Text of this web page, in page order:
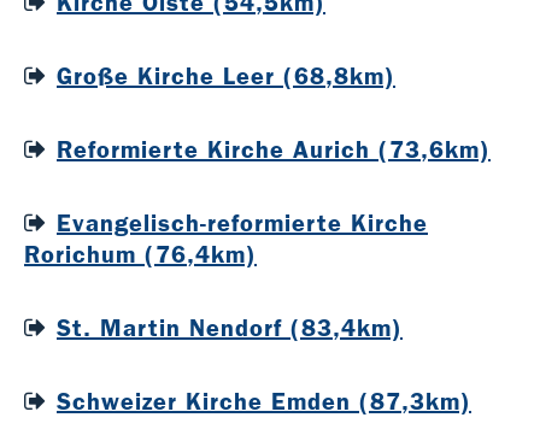
Große Kirche Leer (68,8km)
Reformierte Kirche Aurich (73,6km)
Evangelisch-reformierte Kirche
Rorichum (76,4km)
St. Martin Nendorf (83,4km)
Schweizer Kirche Emden (87,3km)